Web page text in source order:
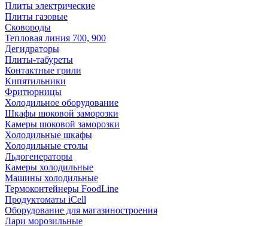
Плиты электрические
Плиты газовые
Сковороды
Тепловая линия 700, 900
Дегидраторы
Плиты-табуреты
Контактные грили
Кипятильники
Фритюрницы
Холодильное оборудование
Шкафы шоковой заморозки
Камеры шоковой заморозки
Холодильные шкафы
Холодильные столы
Льдогенераторы
Камеры холодильные
Машины холодильные
Термоконтейнеры FoodLine
Продуктоматы iCell
Оборудование для магазиностроения
Лари морозильные